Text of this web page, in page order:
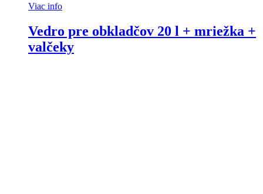
Viac info
Vedro pre obkladčov 20 l + mriežka +
valčeky